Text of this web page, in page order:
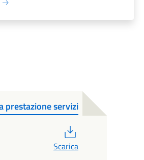
prestazione servizi
Scarica